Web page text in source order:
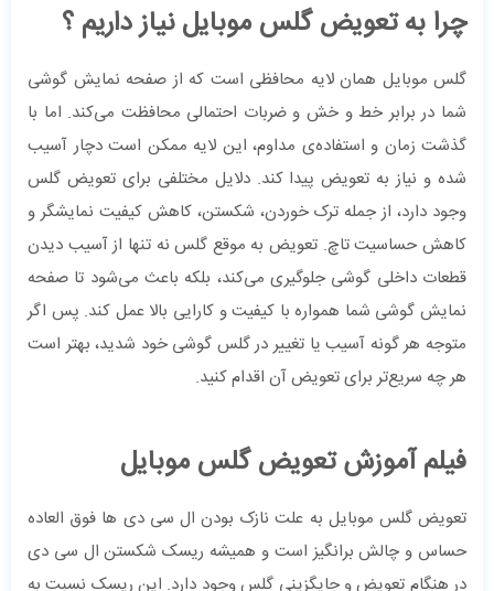
چرا به تعویض گلس موبایل نیاز داریم ؟
گلس موبایل همان لایه محافظی است که از صفحه نمایش گوشی
شما در برابر خط و خش و ضربات احتمالی محافظت می‌کند. اما با
گذشت زمان و استفاده‌ی مداوم، این لایه ممکن است دچار آسیب
شده و نیاز به تعویض پیدا کند. دلایل مختلفی برای تعویض گلس
وجود دارد، از جمله ترک خوردن، شکستن، کاهش کیفیت نمایشگر و
کاهش حساسیت تاچ. تعویض به موقع گلس نه تنها از آسیب دیدن
قطعات داخلی گوشی جلوگیری می‌کند، بلکه باعث می‌شود تا صفحه
نمایش گوشی شما همواره با کیفیت و کارایی بالا عمل کند. پس اگر
متوجه هر گونه آسیب یا تغییر در گلس گوشی خود شدید، بهتر است
هر چه سریع‌تر برای تعویض آن اقدام کنید.
فیلم آموزش تعویض گلس موبایل
تعویض گلس موبایل به علت نازک بودن ال سی دی ها فوق العاده
حساس و چالش برانگیز است و همیشه ریسک شکستن ال سی دی
در هنگام تعویض و جایگزینی گلس وجود دارد. این ریسک نسبت به